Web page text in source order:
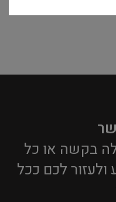
בקשה או כל
לכם ככל